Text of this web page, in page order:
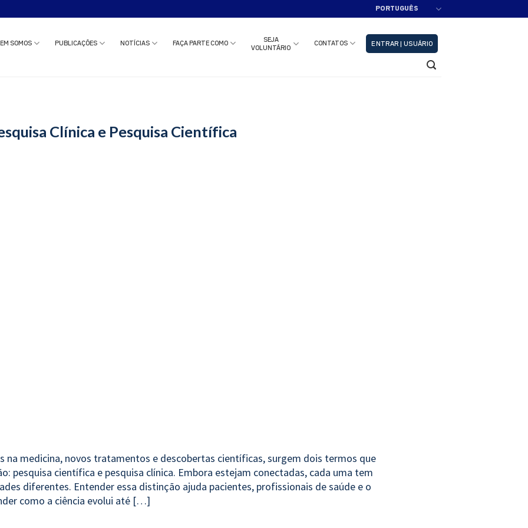
PORTUGUÊS
SOMOS PUBLICAÇÕES NOTÍCIAS FAÇA PARTE COMO
SEJA
VOLUNTÁRIO
CONTATOS ENTRAR | USUÁRIO
Clínica e Pesquisa Científica
na medicina, novos tratamentos e descobertas científicas, surgem dois termos que
pesquisa científica e pesquisa clínica. Embora estejam conectadas, cada uma tem
diferentes. Entender essa distinção ajuda pacientes, profissionais de saúde e o
como a ciência evolui até […]
estudo clínico ou solicitar uma reunião com nossa equipe?Clique aquie cadastre-se!! Fechar